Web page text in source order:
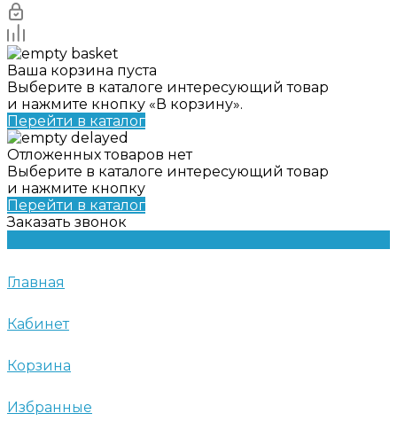
Ваша корзина пуста
Выберите в каталоге интересующий товар
и нажмите кнопку «В корзину».
Перейти в каталог
Отложенных товаров нет
Выберите в каталоге интересующий товар
и нажмите кнопку
Перейти в каталог
Заказать звонок
Главная
Кабинет
Корзина
Избранные